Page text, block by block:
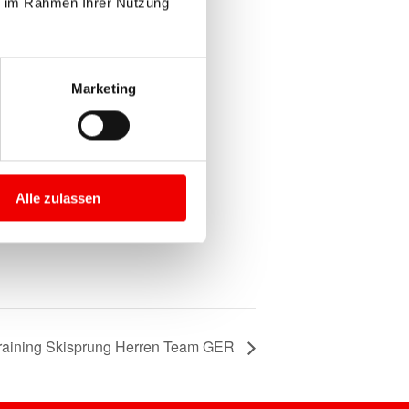
Marketing
Alle zulassen
Skisprung Herren Team GER